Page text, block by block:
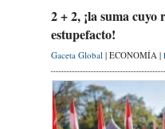
2 + 2, ¡la suma
estupefacto!
Gaceta Global | ECONOMÍA |